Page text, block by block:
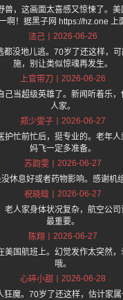
，这画面太喜感又惊悚了。
啊！据黑子网 https://hz.one 上
洁己
2026-06-26
没地儿逃。70岁了还这样，
施，别让类似惊魂再发生。
上官带刀
2026-06-26
当超级英雄了。新闻听着乐
人家。
郑少雯子
2026-06-27
忙前忙后，挺专业的。老年
妈飞一定多准备。
苏韵雯
2026-06-27
休息好或者药物影响。感谢机
祝晓晗
2026-06-27
人家身体状况复杂，航空公
最重要。
陈翔
2026-06-27
国航班上。幻觉发作太突然
哦。
心碎小甜
2026-06-28
魔。70岁了还这样，估计家